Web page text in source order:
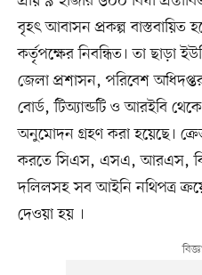
বৃহৎ আবাসন প্রকল্প বাস্তবায়িত
কর্তৃপক্ষের নিবন্ধিত। তা ছাড়া
জেলা প্রশাসন, পরিবেশ
বোর্ড, টিঅ্যান্ডটি ও আরইবি
অনুমোদন গ্রহণ করা হয়েছে।
করতে সিএস, এসএ, আরএস,
দলিলসহ সব আইনি নথিপত্র
দেওয়া হয় ।